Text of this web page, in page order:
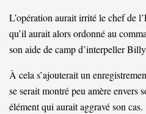
L’opération aurait irrité le chef de
qu’il aurait alors ordonné au
son aide de camp d’interpeller
À cela s’ajouterait un
se serait montré peu amère envers
élément qui aurait aggravé son cas.